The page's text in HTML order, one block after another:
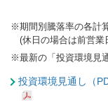
※期間別騰落率の各計
(休日の場合は前営業
※最新の「投資環境見
投資環境見通し（